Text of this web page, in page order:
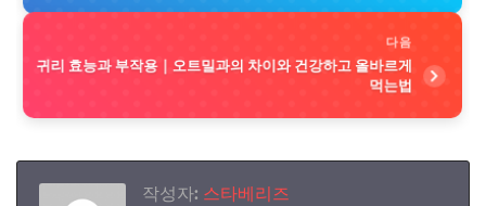
다음
귀리 효능과 부작용｜오트밀과의 차이와 건강하고 올바르게
먹는법
작성자: 스타베리즈